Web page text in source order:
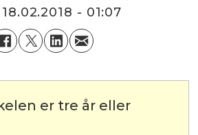
18.02.2018 - 01:07
er tre år eller